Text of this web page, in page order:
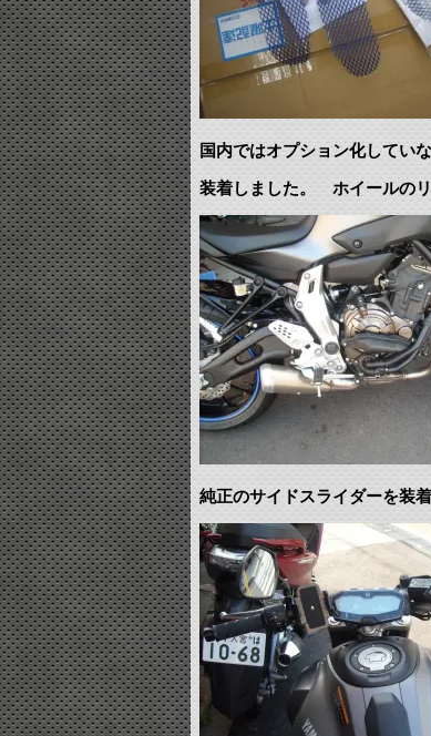
国内ではオプション化してい
装着しました。 ホイールの
純正のサイドスライダーを装